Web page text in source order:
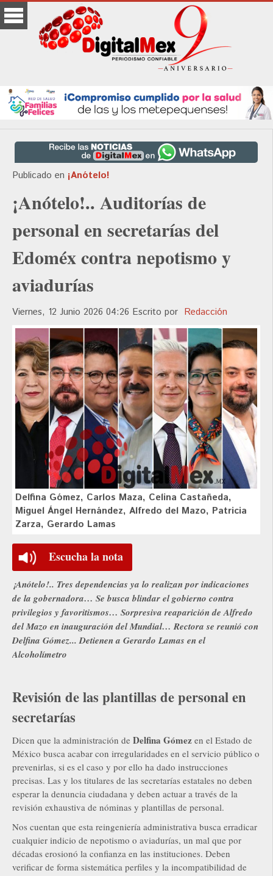
Publicado en ¡Anótelo!
¡Anótelo!.. Auditorías de
personal en secretarías del
Edoméx contra nepotismo y
aviadurías
Viernes, 12 Junio 2026 04:26 Escrito por Redacción
Delfina Gómez, Carlos Maza, Celina Castañeda,
Miguel Ángel Hernández, Alfredo del Mazo, Patricia
Zarza, Gerardo Lamas
Escucha la nota
¡Anótelo!.. Tres dependencias ya lo realizan por indicaciones
de la gobernadora… Se busca blindar el gobierno contra
privilegios y favoritismos… Sorpresiva reaparición de Alfredo
del Mazo en inauguración del Mundial… Rectora se reunió con
Delfina Gómez... Detienen a Gerardo Lamas en el
Alcoholímetro
Revisión de las plantillas de personal en
secretarías
Dicen que la administración de Delfina Gómez en el Estado de
México busca acabar con irregularidades en el servicio público o
prevenirlas, si es el caso y por ello ha dado instrucciones
precisas. Las y los titulares de las secretarías estatales no deben
esperar la denuncia ciudadana y deben actuar a través de la
revisión exhaustiva de nóminas y plantillas de personal.
Nos cuentan que esta reingeniería administrativa busca erradicar
cualquier indicio de nepotismo o aviadurías, un mal que por
décadas erosionó la confianza en las instituciones. Deben
verificar de forma sistemática perfiles y la incompatibilidad de